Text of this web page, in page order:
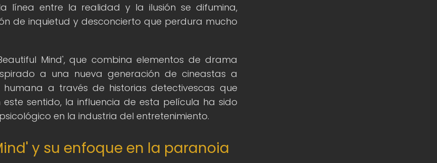
línea entre la realidad y la ilusión se difumina,
de inquietud y desconcierto que perdura mucho
Mind', que combina elementos de drama
a una nueva generación de cineastas a
a través de historias detectivescas que
sentido, la influencia de esta película ha sido
en la industria del entretenimiento.
y su enfoque en la paranoia